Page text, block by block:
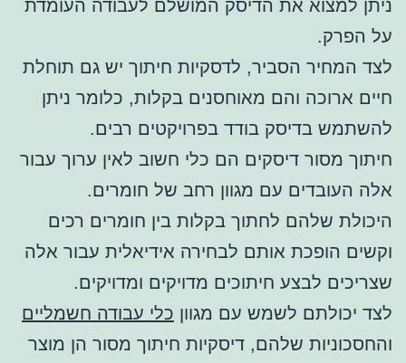
ניתן למצוא את הדיסק המושלם לעבודה העומדת
על הפרק.
לצד המחיר הסביר, לדסקיות חיתוך יש גם תוחלת
חיים ארוכה והם מאוחסנים בקלות, כלומר ניתן
להשתמש בדיסק בודד בפרויקטים רבים.
חיתוך מסור דיסקים הם כלי חשוב לאין ערוך עבור
אלה העובדים עם מגוון רחב של חומרים.
היכולת שלהם לחתוך בקלות בין חומרים רכים
וקשים הופכת אותם לבחירה אידיאלית עבור אלה
שצריכים לבצע חיתוכים מדויקים ומדויקים.
לצד יכולתם לשמש עם מגוון כלי עבודה חשמליים
והחסכוניות שלהם, דיסקיות חיתוך מסור הן מוצר